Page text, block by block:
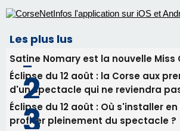
Les plus lus
Satine Nomary est la nouvelle Miss
Éclipse du 12 août : la Corse aux
d'un spectacle qui ne reviendra
Éclipse du 12 août : Où s'installer
profiter pleinement du spectacle ?